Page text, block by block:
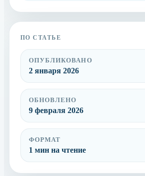
ПО СТАТЬЕ
ОПУБЛИКОВАНО
2 января 2026
ОБНОВЛЕНО
9 февраля 2026
ФОРМАТ
1 мин на чтение